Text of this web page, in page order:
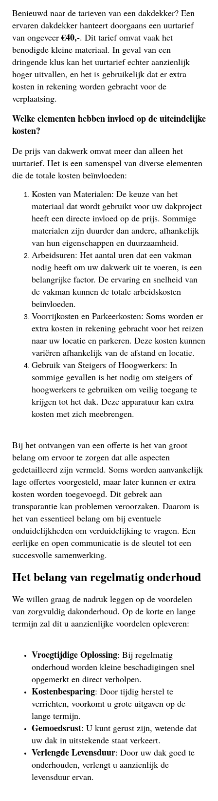
Benieuwd naar de tarieven van een dakdekker? Een
ervaren dakdekker hanteert doorgaans een uurtarief
van ongeveer€40,-. Dit tarief omvat vaak het
benodigde kleine materiaal. In geval van een
dringende klus kan het uurtarief echter aanzienlijk
hoger uitvallen, en het is gebruikelijk dat er extra
kosten in rekening worden gebracht voor de
verplaatsing.
Welke elementen hebben invloed op de uiteindelijke
kosten?
De prijs van dakwerk omvat meer dan alleen het
uurtarief. Het is een samenspel van diverse elementen
die de totale kosten beïnvloeden:
Kosten van Materialen: De keuze van het
materiaal dat wordt gebruikt voor uw dakproject
heeft een directe invloed op de prijs. Sommige
materialen zijn duurder dan andere, afhankelijk
van hun eigenschappen en duurzaamheid.
Arbeidsuren: Het aantal uren dat een vakman
nodig heeft om uw dakwerk uit te voeren, is een
belangrijke factor. De ervaring en snelheid van
de vakman kunnen de totale arbeidskosten
beïnvloeden.
Voorrijkosten en Parkeerkosten: Soms worden er
extra kosten in rekening gebracht voor het reizen
naar uw locatie en parkeren. Deze kosten kunnen
variëren afhankelijk van de afstand en locatie.
Gebruik van Steigers of Hoogwerkers: In
sommige gevallen is het nodig om steigers of
hoogwerkers te gebruiken om veilig toegang te
krijgen tot het dak. Deze apparatuur kan extra
kosten met zich meebrengen.
Bij het ontvangen van een offerte is het van groot
belang om ervoor te zorgen dat alle aspecten
gedetailleerd zijn vermeld. Soms worden aanvankelijk
lage offertes voorgesteld, maar later kunnen er extra
kosten worden toegevoegd. Dit gebrek aan
transparantie kan problemen veroorzaken. Daarom is
het van essentieel belang om bij eventuele
onduidelijkheden om verduidelijking te vragen. Een
eerlijke en open communicatie is de sleutel tot een
succesvolle samenwerking.
Het belang van regelmatig onderhoud
We willen graag de nadruk leggen op de voordelen
van zorgvuldig dakonderhoud. Op de korte en lange
termijn zal dit u aanzienlijke voordelen opleveren:
Vroegtijdige Oplossing: Bij regelmatig
onderhoud worden kleine beschadigingen snel
opgemerkt en direct verholpen.
Kostenbesparing: Door tijdig herstel te
verrichten, voorkomt u grote uitgaven op de
lange termijn.
Gemoedsrust: U kunt gerust zijn, wetende dat
uw dak in uitstekende staat verkeert.
Verlengde Levensduur: Door uw dak goed te
onderhouden, verlengt u aanzienlijk de
levensduur ervan.